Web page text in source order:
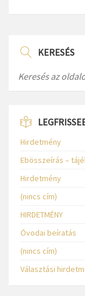
KERESÉS
Hirdetmény
Ebösszeírás –
Hirdetmény
(nincs cím)
HIRDETMÉNY
Óvodai beíratás
(nincs cím)
Választási